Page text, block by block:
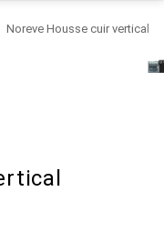
Noreve Housse cuir vertical